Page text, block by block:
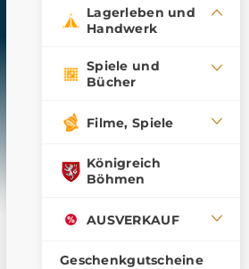
Lagerleben und
Handwerk
Spiele und
Bücher
Filme, Spiele
Königreich
Böhmen
AUSVERKAUF
Geschenkgutscheine